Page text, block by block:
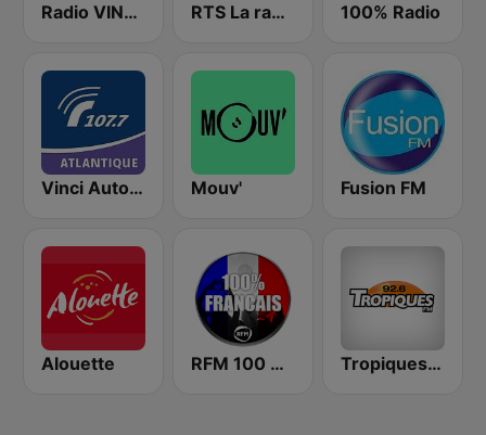
Radio VINCI Autoroutes RTS La radio du sud 100% Radio
Vinci Autoroute Grand Ouest Mouv' Fusion FM
Alouette RFM 100 % Français Tropiques FM